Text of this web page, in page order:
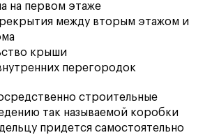
на первом этаже
между вторым этажом и
крыши
перегородок
строительные
так называемой коробки
придется самостоятельно